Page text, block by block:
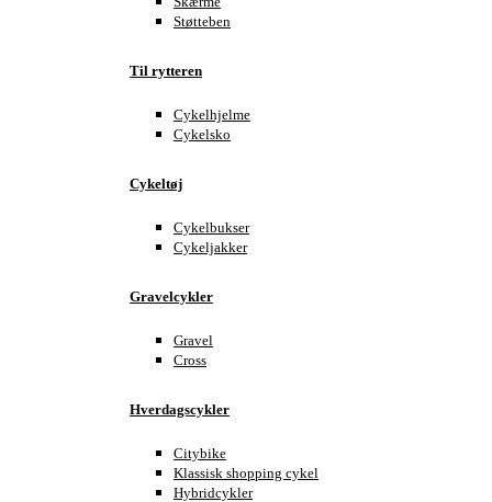
Støtteben
Til rytteren
Cykelhjelme
Cykelsko
Cykeltøj
Cykelbukser
Cykeljakker
Gravelcykler
Gravel
Cross
Hverdagscykler
Citybike
Klassisk shopping cykel
Hybridcykler